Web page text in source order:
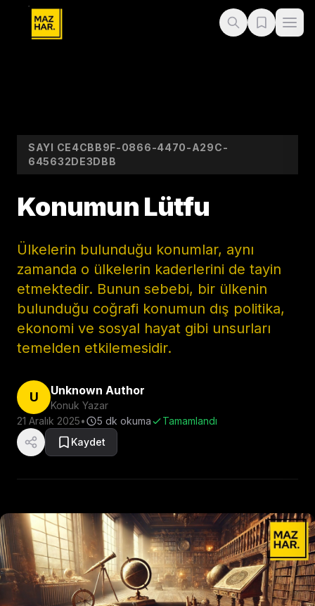
SAYI CE4CBB9F-0866-4470-A29C-
645632DE3DBB
Konumun Lütfu
Ülkelerin bulunduğu konumlar, aynı
zamanda o ülkelerin kaderlerini de tayin
etmektedir. Bunun sebebi, bir ülkenin
bulunduğu coğrafi konumun dış politika,
ekonomi ve sosyal hayat gibi unsurları
temelden etkilemesidir.
U Unknown Author
Konuk Yazar
21 Aralık 2025• 5 dk okuma
Tamamlandı
Kaydet